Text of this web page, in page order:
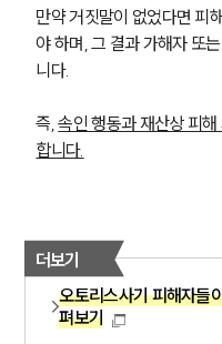
만약 거짓말이 없었다면 피
야 하며, 그 결과 가해자 또
니다.
즉, 속인 행동과 재산상 피
합니다.
더보기
오토리스사기 피해자들
펴보기